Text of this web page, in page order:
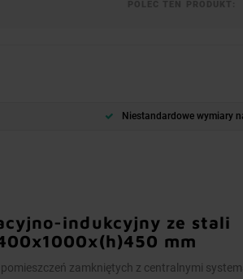
Niestandardowe wymiary
indukcyjny ze stali
mm
zamkniętych z centralnymi